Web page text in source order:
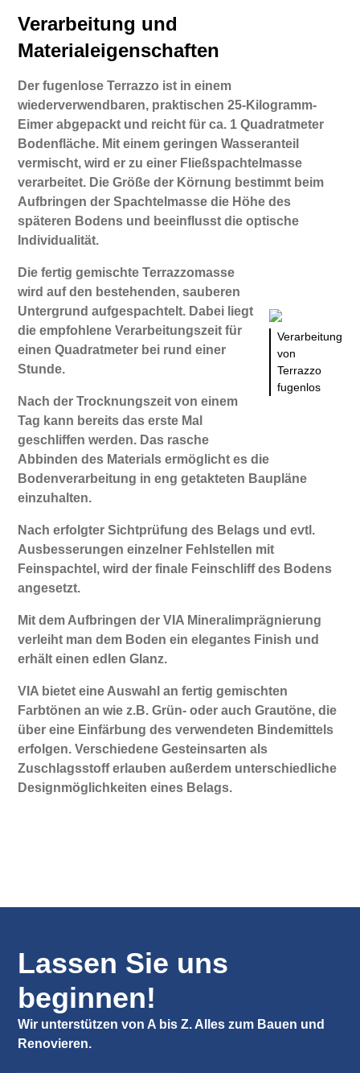
Verarbeitung und
Materialeigenschaften
Der fugenlose Terrazzo ist in einem
wiederverwendbaren, praktischen 25-Kilogramm-
Eimer abgepackt und reicht für ca. 1 Quadratmeter
Bodenfläche. Mit einem geringen Wasseranteil
vermischt, wird er zu einer Fließspachtelmasse
verarbeitet. Die Größe der Körnung bestimmt beim
Aufbringen der Spachtelmasse die Höhe des
späteren Bodens und beeinflusst die optische
Individualität.
Verarbeitung
von
Terrazzo
fugenlos
Die fertig gemischte Terrazzomasse
wird auf den bestehenden, sauberen
Untergrund aufgespachtelt. Dabei liegt
die empfohlene Verarbeitungszeit für
einen Quadratmeter bei rund einer
Stunde.
Nach der Trocknungszeit von einem
Tag kann bereits das erste Mal
geschliffen werden. Das rasche
Abbinden des Materials ermöglicht es die
Bodenverarbeitung in eng getakteten Baupläne
einzuhalten.
Nach erfolgter Sichtprüfung des Belags und evtl.
Ausbesserungen einzelner Fehlstellen mit
Feinspachtel, wird der finale Feinschliff des Bodens
angesetzt.
Mit dem Aufbringen der VIA Mineralimprägnierung
verleiht man dem Boden ein elegantes Finish und
erhält einen edlen Glanz.
VIA bietet eine Auswahl an fertig gemischten
Farbtönen an wie z.B. Grün- oder auch Grautöne, die
über eine Einfärbung des verwendeten Bindemittels
erfolgen. Verschiedene Gesteinsarten als
Zuschlagsstoff erlauben außerdem unterschiedliche
Designmöglichkeiten eines Belags.
Lassen Sie uns
beginnen!
Wir unterstützen von A bis Z. Alles zum Bauen und
Renovieren.